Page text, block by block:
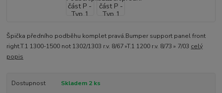
Špička předního podběhu komplet pravá.Bumper support panel front
right.T.1 1300-1500 not 1302/1303 r.v. 8/67 »T.1 1200 r.v. 8/73 » 7/03 celý
popis
Dostupnost Skladem 2 ks